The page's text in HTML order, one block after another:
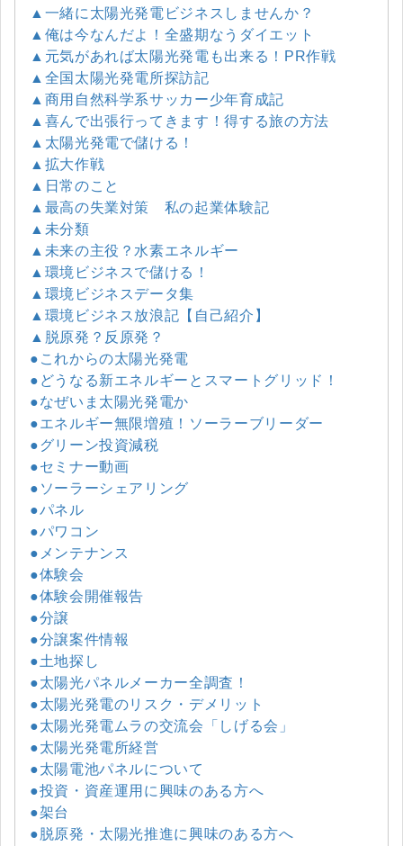
▲一緒に太陽光発電ビジネスしませんか？
▲俺は今なんだよ！全盛期なうダイエット
▲元気があれば太陽光発電も出来る！PR作戦
▲全国太陽光発電所探訪記
▲商用自然科学系サッカー少年育成記
▲喜んで出張行ってきます！得する旅の方法
▲太陽光発電で儲ける！
▲拡大作戦
▲日常のこと
▲最高の失業対策 私の起業体験記
▲未分類
▲未来の主役？水素エネルギー
▲環境ビジネスで儲ける！
▲環境ビジネスデータ集
▲環境ビジネス放浪記【自己紹介】
▲脱原発？反原発？
●これからの太陽光発電
●どうなる新エネルギーとスマートグリッド！
●なぜいま太陽光発電か
●エネルギー無限増殖！ソーラーブリーダー
●グリーン投資減税
●セミナー動画
●ソーラーシェアリング
●パネル
●パワコン
●メンテナンス
●体験会
●体験会開催報告
●分譲
●分譲案件情報
●土地探し
●太陽光パネルメーカー全調査！
●太陽光発電のリスク・デメリット
●太陽光発電ムラの交流会「しげる会」
●太陽光発電所経営
●太陽電池パネルについて
●投資・資産運用に興味のある方へ
●架台
●脱原発・太陽光推進に興味のある方へ